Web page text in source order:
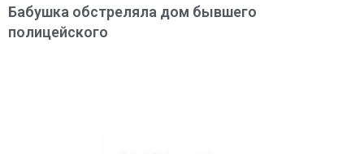
Бабушка обстреляла дом бывшего
полицейского